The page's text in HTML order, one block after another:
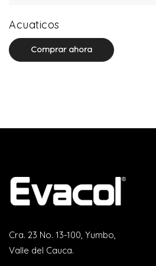
Acuaticos
Comprar ahora
Cra. 23 No. 13-100, Yumbo,
Valle del Cauca.